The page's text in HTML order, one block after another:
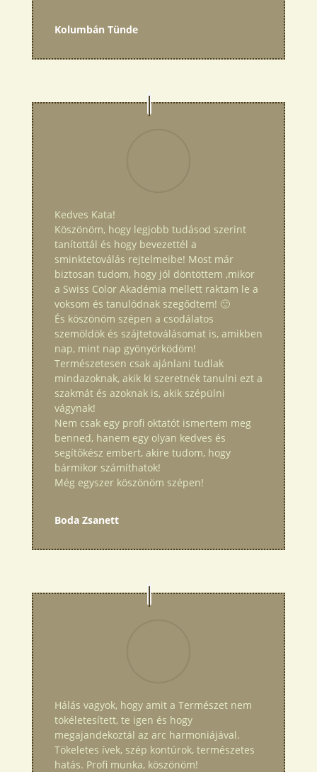
Kolumbán Tünde
Kedves Kata!
Köszönöm, hogy legjobb tudásod szerint
tanítottál és hogy bevezettél a
sminktetoválás rejtelmeibe! Most már
biztosan tudom, hogy jól döntöttem ,mikor
a Swiss Color Akadémia mellett raktam le a
voksom és tanulódnak szegődtem! 🙂
És köszönöm szépen a csodálatos
szemöldök és szájtetoválásomat is, amikben
nap, mint nap gyönyörködöm!
Természetesen csak ajánlani tudlak
mindazoknak, akik ki szeretnék tanulni ezt a
szakmát és azoknak is, akik szépülni
vágynak!
Nem csak egy profi oktatót ismertem meg
benned, hanem egy olyan kedves és
segítőkész embert, akire tudom, hogy
bármikor számíthatok!
Még egyszer köszönöm szépen!
Boda Zsanett
Hálás vagyok, hogy amit a Természet nem
tökéletesített, te igen és hogy
megajandekoztál az arc harmoniájával.
Tökeletes ívek, szép kontúrok, természetes
hatás. Profi munka, köszönöm!